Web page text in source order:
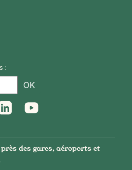
:
OK
des gares, aéroports et